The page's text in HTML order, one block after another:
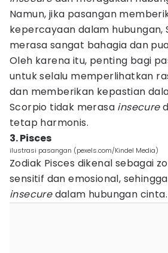
Namun, jika pasangan
kepercayaan dalam hubungan,
merasa sangat bahagia dan
Oleh karena itu, penting bagi
untuk selalu memperlihatkan
dan memberikan kepastian
Scorpio tidak merasa insecure
tetap harmonis.
3. Pisces
ilustrasi pasangan (pexels.com/Kindel Media)
Zodiak Pisces dikenal sebagai
sensitif dan emosional,
insecuredalam hubungan cinta.